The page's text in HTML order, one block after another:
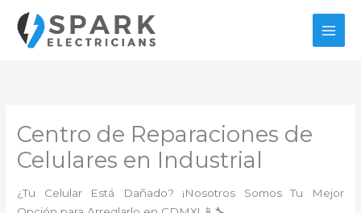
contenido
Centro de Reparaciones de
Celulares en Industrial
¿Tu Celular Está Dañado? ¡Nosotros Somos Tu Mejor